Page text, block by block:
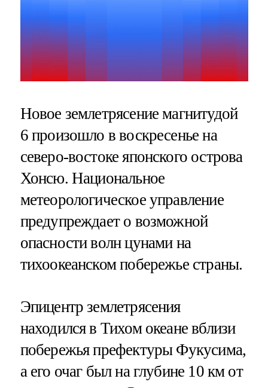
Новое землетрясение магнитудой
6 произошло в воскресенье на
северо-востоке японского острова
Хонсю. Национальное
метеорологическое управление
предупреждает о возможной
опасности волн цунами на
тихоокеанском побережье страны.
Эпицентр землетрясения
находился в Тихом океане вблизи
побережья префектуры Фукусима,
а его очаг был на глубине 10 км от